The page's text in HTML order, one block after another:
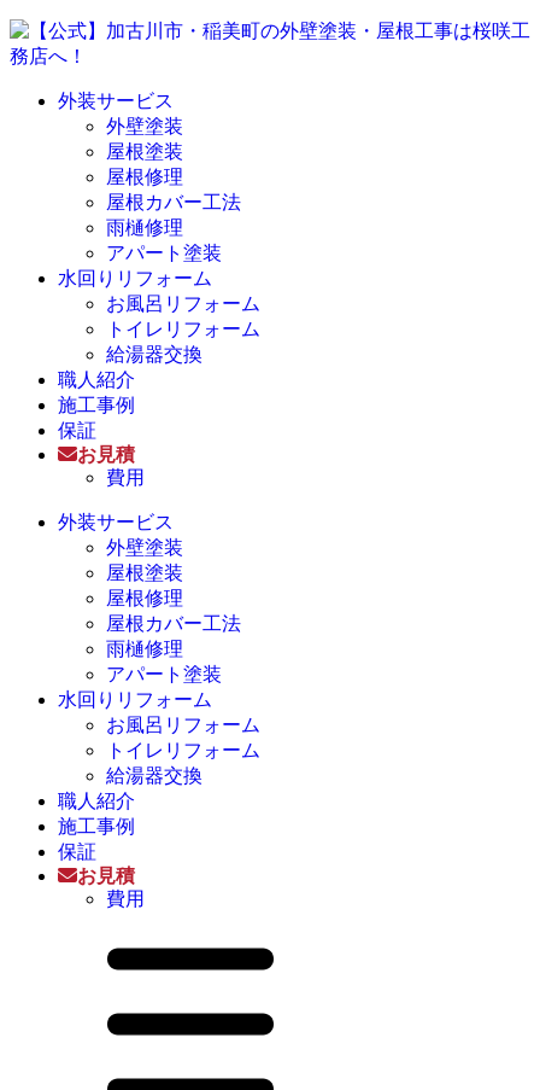
外装サービス
外壁塗装
屋根塗装
屋根修理
屋根カバー工法
雨樋修理
アパート塗装
水回りリフォーム
お風呂リフォーム
トイレリフォーム
給湯器交換
職人紹介
施工事例
保証
お見積
費用
外装サービス
外壁塗装
屋根塗装
屋根修理
屋根カバー工法
雨樋修理
アパート塗装
水回りリフォーム
お風呂リフォーム
トイレリフォーム
給湯器交換
職人紹介
施工事例
保証
お見積
費用